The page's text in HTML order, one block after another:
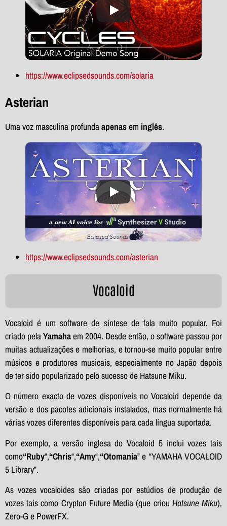
https://www.eclipsedsounds.com/solaria
Asterian
Uma voz masculina profundaapenasem inglês.
https://www.eclipsedsounds.com/asterian
Vocaloid
Vocaloid é um software de síntese de fala muito popular. Foi
criado pelaYamahaem 2004. Desde então, o software passou por
muitas actualizações e melhorias, e tornou-se muito popular entre
músicos e produtores musicais, especialmente no Japão depois
de ter sido popularizado pelo sucesso de Hatsune Miku.
O número exacto de vozes disponíveis no Vocaloid depende da
versão e dos pacotes adicionais instalados, mas normalmente há
várias vozes diferentes disponíveis para cada língua suportada.
Por exemplo, a versão inglesa do Vocaloid 5 inclui vozes tais
como“Ruby“,“Chris“,“Amy“,“Otomania” e “YAMAHA VOCALOID
5 Library”.
As vozes vocaloides são criadas por estúdios de produção de
vozes tais como Crypton Future Media (que criou Hatsune Miku),
Zero-G e PowerFX.